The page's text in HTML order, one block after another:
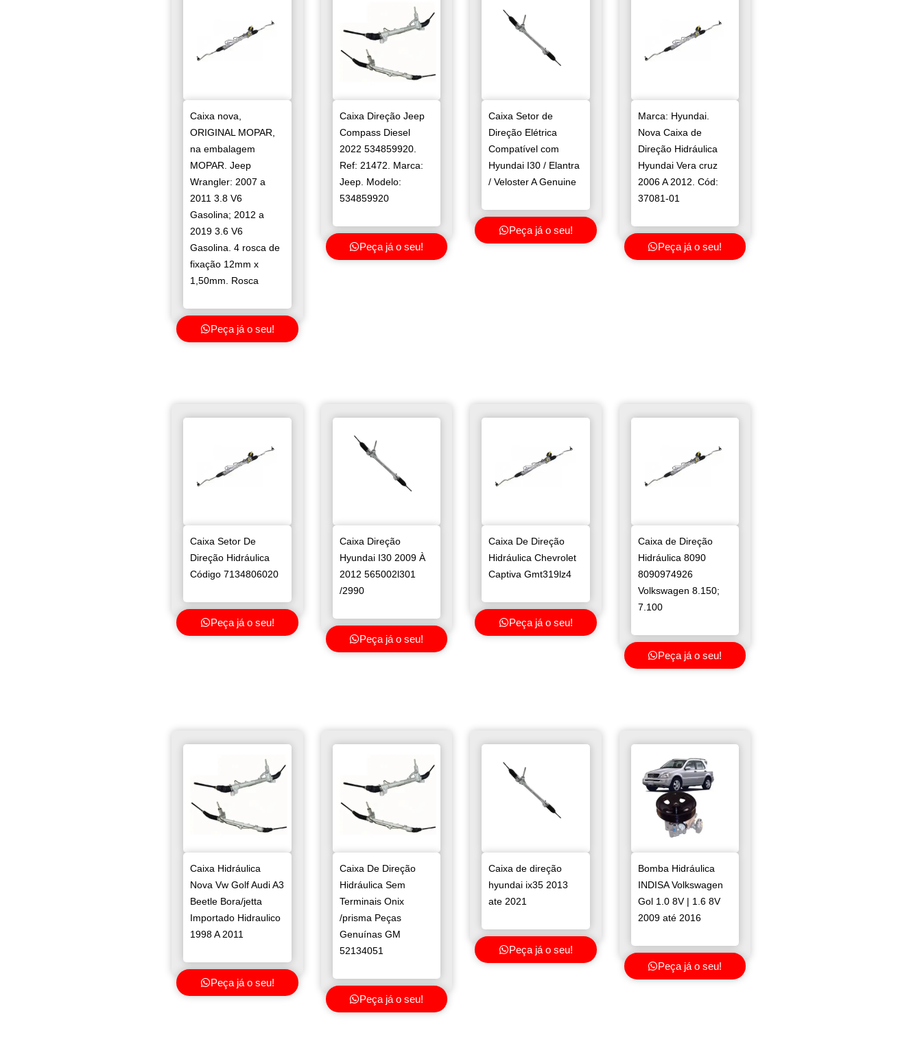
Caixa nova,
ORIGINAL MOPAR,
na embalagem
MOPAR. Jeep
Wrangler: 2007 a
2011 3.8 V6
Gasolina; 2012 a
2019 3.6 V6
Gasolina. 4 rosca de
fixação 12mm x
1,50mm. Rosca
Peça já o seu!
Caixa Direção Jeep
Compass Diesel
2022 534859920.
Ref: 21472. Marca:
Jeep. Modelo:
534859920
Peça já o seu!
Caixa Setor de
Direção Elétrica
Compatível com
Hyundai I30 / Elantra
/ Veloster A Genuine
Peça já o seu!
Marca: Hyundai.
Nova Caixa de
Direção Hidráulica
Hyundai Vera cruz
2006 A 2012. Cód:
37081-01
Peça já o seu!
Caixa Setor De
Direção Hidráulica
Código 7134806020
Peça já o seu!
Caixa Direção
Hyundai I30 2009 À
2012 565002l301
/2990
Peça já o seu!
Caixa De Direção
Hidráulica Chevrolet
Captiva Gmt319lz4
Peça já o seu!
Caixa de Direção
Hidráulica 8090
8090974926
Volkswagen 8.150;
7.100
Peça já o seu!
Caixa Hidráulica
Nova Vw Golf Audi A3
Beetle Bora/jetta
Importado Hidraulico
1998 A 2011
Peça já o seu!
Caixa De Direção
Hidráulica Sem
Terminais Onix
/prisma Peças
Genuínas GM
52134051
Peça já o seu!
Caixa de direção
hyundai ix35 2013
ate 2021
Peça já o seu!
Bomba Hidráulica
INDISA Volkswagen
Gol 1.0 8V | 1.6 8V
2009 até 2016
Peça já o seu!